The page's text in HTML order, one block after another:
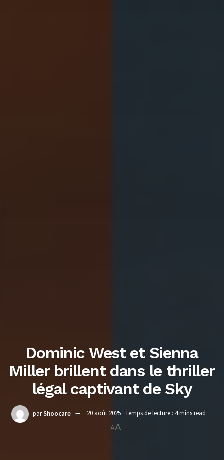
Dominic West et Sienna
Miller brillent dans le thriller
légal captivant de Sky
parShoocare 20 août 2025 Temps de lecture : 4 mins read
AA